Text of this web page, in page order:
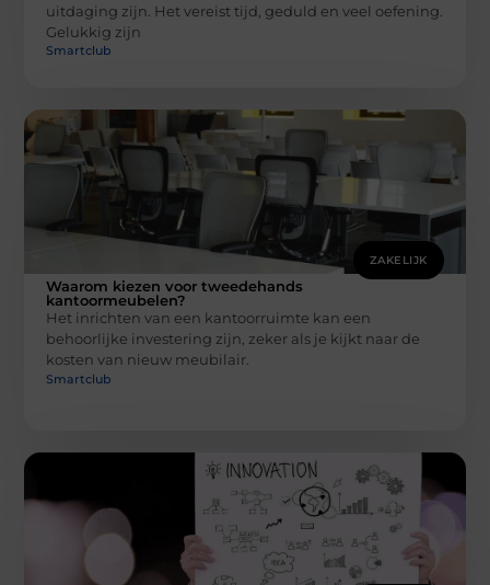
uitdaging zijn. Het vereist tijd, geduld en veel oefening.
Gelukkig zijn
Smartclub
ZAKELIJK
Waarom kiezen voor tweedehands
kantoormeubelen?
Het inrichten van een kantoorruimte kan een
behoorlijke investering zijn, zeker als je kijkt naar de
kosten van nieuw meubilair.
Smartclub